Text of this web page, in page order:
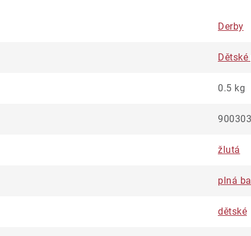
Derby
0.5 kg
žlutá
plná
dětské